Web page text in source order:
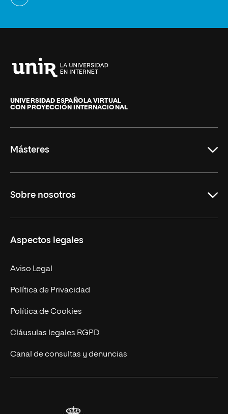
de
La
UNIVERSIDAD ESPAÑOLA VIRTUAL
CON PROYECCIÓN INTERNACIONAL
Másteres
Derecho
Empresa
MBA
Marketing y Comunicación
Ingeniería
Diseño
Ciencias de la Salud
Sobre nosotros
Nuestro Equipo
Contacto
Aspectos legales
Aviso Legal
Política de Privacidad
Política de Cookies
Cláusulas legales RGPD
Canal de consultas y denuncias